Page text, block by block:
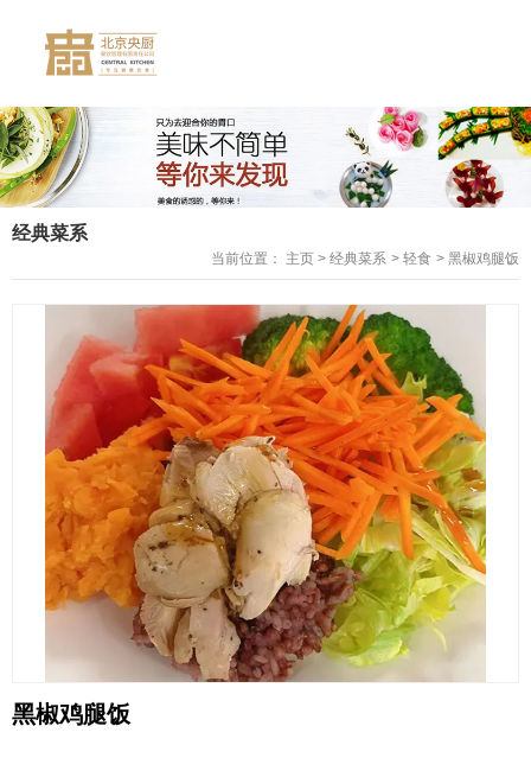
经典菜系
当前位置： 主页 > 经典菜系 > 轻食 > 黑椒鸡腿饭
黑椒鸡腿饭